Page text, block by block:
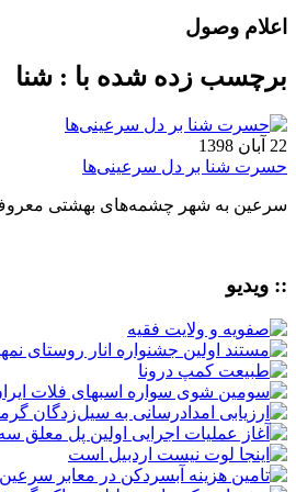
اعلام وصول
برچسب زده شده با : شنا
22 آبان 1398
حسرت شنا بر دل سرعینی‌ها
سرعین به شهر چشمه‌های بهشتی معروف
:: ویدیو